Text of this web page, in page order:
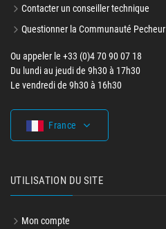
Contacter un conseiller technique
Questionner la Communauté Pecheur
Ou appeler le +33 (0)4 70 90 07 18
Du lundi au jeudi de 9h30 à 17h30
Le vendredi de 9h30 à 16h30
France
UTILISATION DU SITE
Mon compte